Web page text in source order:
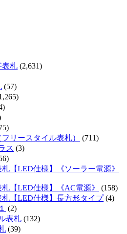
表札 (2,631)
(57)
リースタイル表札）
(711)
ス (3)
札【LED仕様】《ソーラー電源》
【LED仕様】《AC電源》
(158)
札【LED仕様】長方形タイプ(4)
(2)
表札 (132)
(39)